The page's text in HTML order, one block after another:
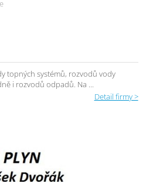
topných systémů, rozvodů vody
i rozvodů odpadů. Na ...
Detail firmy >